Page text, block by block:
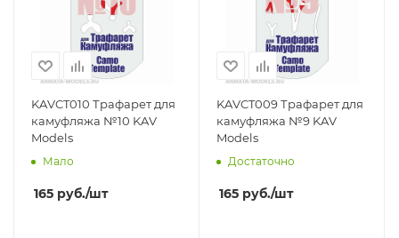
KAVCT010 Трафарет для
камуфляжа №10 KAV
Models
Мало
165 руб./шт
KAVCT009 Трафарет для
камуфляжа №9 KAV
Models
Достаточно
165 руб./шт